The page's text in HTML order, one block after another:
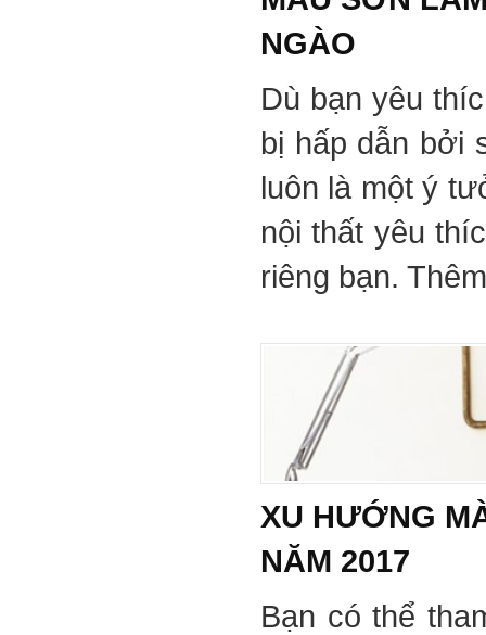
NGÀO
Dù bạn yêu
bị hấp dẫn bởi
luôn là một ý
nội thất yêu
riêng bạn.
XU HƯỚNG
NĂM 2017
Bạn có thể